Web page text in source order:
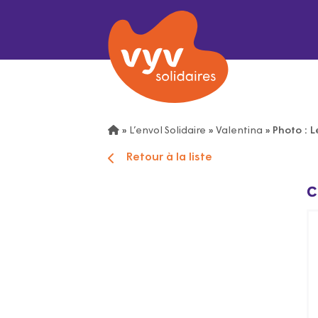
» L’envol Solidaire » Valentina » Photo :
Retour à la liste